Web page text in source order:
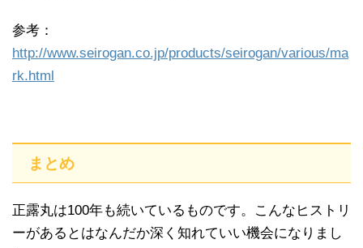
参考：
http://www.seirogan.co.jp/products/seirogan/various/ma
rk.html
まとめ
正露丸は100年も続いているものです。こんなヒストリ
ーがあるとはなんだか深く知れていい機会になりまし